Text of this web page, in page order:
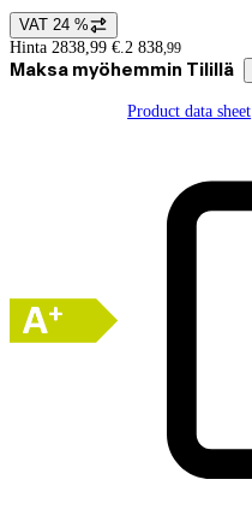
Price details
VAT 24 %
Hinta 2838,99 €. 2 838,99
Maksa myöhemmin Tilillä
Product data sheet